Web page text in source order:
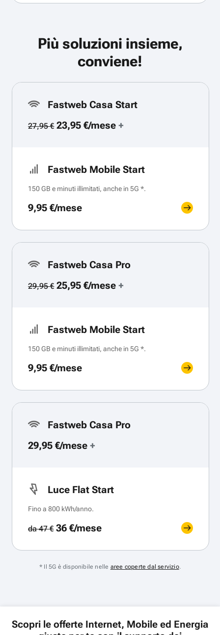
Più soluzioni insieme,
conviene!
Fastweb Casa Start
27,95 €23,95 €/mese+
Fastweb Mobile Start
150 GB e minuti illimitati, anche in 5G *.
9,95 €/mese
Fastweb Casa Pro
29,95 €25,95 €/mese+
Fastweb Mobile Start
150 GB e minuti illimitati, anche in 5G *.
9,95 €/mese
Fastweb Casa Pro
29,95 €/mese +
Luce Flat Start
Fino a 800 kWh/anno.
da 47 €36 €/mese
* Il 5G è disponibile nelle aree coperte dal servizio.
Scopri le offerte Internet, Mobile ed Energia